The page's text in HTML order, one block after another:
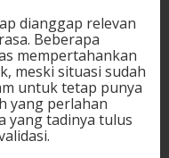
dianggap relevan
Beberapa
mempertahankan
meski situasi sudah
untuk tetap punya
yang perlahan
yang tadinya tulus